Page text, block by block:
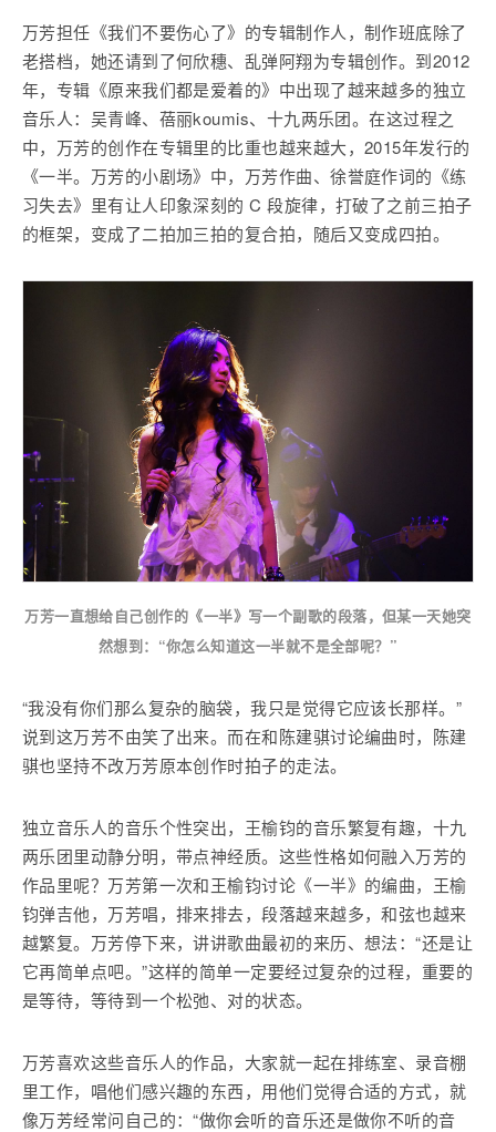
万芳担任《我们不要伤心了》的专辑制作人，制作班底除了
老搭档，她还请到了何欣穗、乱弹阿翔为专辑创作。到2012
年，专辑《原来我们都是爱着的》中出现了越来越多的独立
音乐人：吴青峰、蓓丽koumis、十九两乐团。在这过程之
中，万芳的创作在专辑里的比重也越来越大，2015年发行的
《一半。万芳的小剧场》中，万芳作曲、徐誉庭作词的《练
习失去》里有让人印象深刻的 C 段旋律，打破了之前三拍子
的框架，变成了二拍加三拍的复合拍，随后又变成四拍。
万芳一直想给自己创作的《一半》写一个副歌的段落，但某一天她突
然想到：“你怎么知道这一半就不是全部呢？”
“我没有你们那么复杂的脑袋，我只是觉得它应该长那样。”
说到这万芳不由笑了出来。而在和陈建骐讨论编曲时，陈建
骐也坚持不改万芳原本创作时拍子的走法。
独立音乐人的音乐个性突出，王榆钧的音乐繁复有趣，十九
两乐团里动静分明，带点神经质。这些性格如何融入万芳的
作品里呢？万芳第一次和王榆钧讨论《一半》的编曲，王榆
钧弹吉他，万芳唱，排来排去，段落越来越多，和弦也越来
越繁复。万芳停下来，讲讲歌曲最初的来历、想法：“还是让
它再简单点吧。”这样的简单一定要经过复杂的过程，重要的
是等待，等待到一个松弛、对的状态。
万芳喜欢这些音乐人的作品，大家就一起在排练室、录音棚
里工作，唱他们感兴趣的东西，用他们觉得合适的方式，就
像万芳经常问自己的：“做你会听的音乐还是做你不听的音